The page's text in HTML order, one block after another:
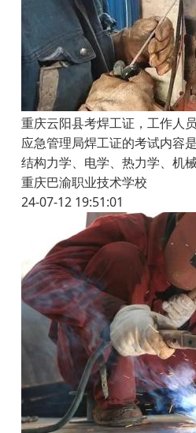
重庆云阳县考焊工证，工作人
应急管理局焊工证的考试内容
结构力学、电学、热力学、机
重庆巴渝职业技术学校
24-07-12 19:51:01